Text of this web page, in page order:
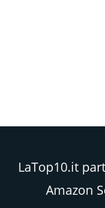
LaTop10.it
Amazon